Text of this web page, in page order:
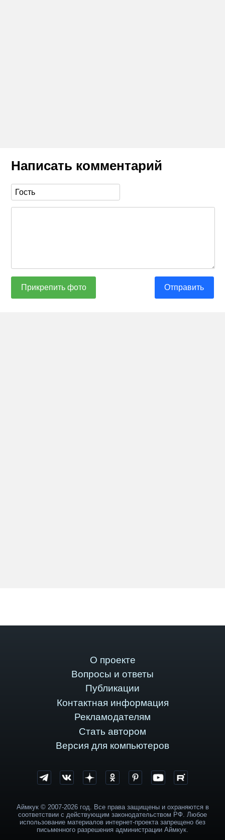
Написать комментарий
Прикрепить фото Отправить
О проекте
Вопросы и ответы
Публикации
Контактная информация
Рекламодателям
Стать автором
Версия для компьютеров
Аймкук © 2007-2026 год. Все права защищены и охраняются в
соответствии с действующим законодательством РФ. Любое
использование материалов интернет-проекта запрещено без
письменного разрешения администрации Аймкук.